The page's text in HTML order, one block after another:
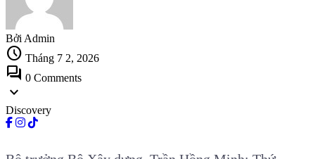
Bởi Admin
schedule Tháng 7 2, 2026
forum 0 Comments
expand_more
Discovery